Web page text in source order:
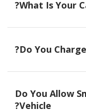
What Is Your
Do You Charge
Do You Allow
Vehicle?